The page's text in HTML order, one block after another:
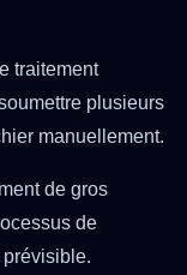
traitement
plusieurs
manuellement.
de gros
de